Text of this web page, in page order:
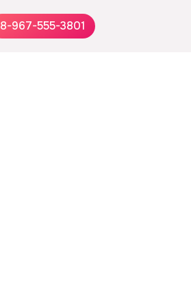
8-967-555-3801